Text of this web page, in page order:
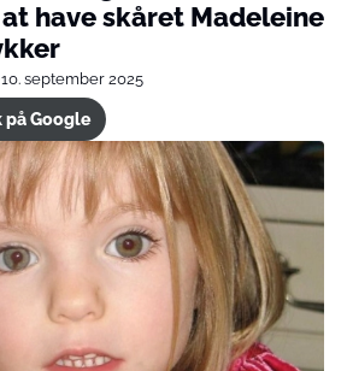
have skåret Madeleine
10. september 2025
på Google